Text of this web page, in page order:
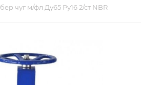
чуг м/фл Ду65 Ру16 2/ст NBR